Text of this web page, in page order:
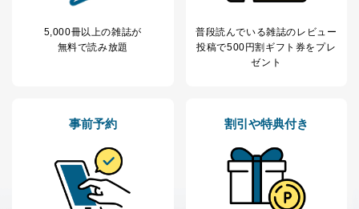
当社は、取得した個人情報を適切に管理し､あらかじめ
本人の同意を得ることなく第三者に提供することはあり
場合であって、本人の同意を得ることが困難であると
公衆衛生の向上または児童の健全な育成の推進のため
に特に必要がある場合であって、本人の同意を得るこ
とが困難である場合。
国の機関もしくは地方公共団体またはその委託を受け
5,000冊以上の雑誌が
無料で読み放題
普段読んでいる雑誌のレビュー
投稿で500円割ギフト券をプレ
ゼント
事前予約 割引や特典付き